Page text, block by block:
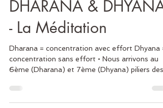
Feriel
18 sept. 2022
2 min de lecture
DHARANA & DHYANA
- La Méditation
concentration sans effort • Nous arrivons au